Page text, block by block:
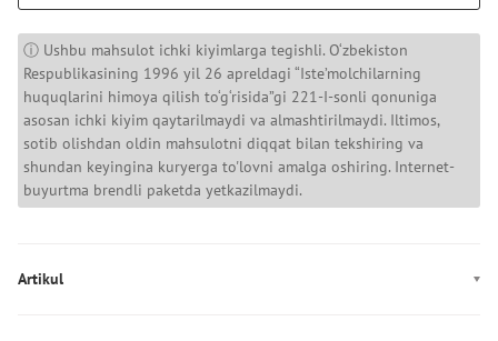
ⓘ Ushbu mahsulot ichki kiyimlarga tegishli. O‘zbekiston
Respublikasining 1996 yil 26 apreldagi “Iste’molchilarning
huquqlarini himoya qilish to‘g‘risida”gi 221-I-sonli qonuniga
asosan ichki kiyim qaytarilmaydi va almashtirilmaydi. Iltimos,
sotib olishdan oldin mahsulotni diqqat bilan tekshiring va
shundan keyingina kuryerga to'lovni amalga oshiring. Internet-
buyurtma brendli paketda yetkazilmaydi.
Artikul